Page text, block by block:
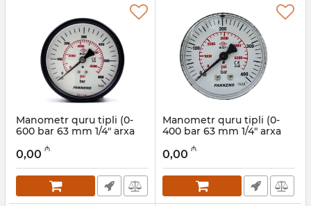
Manometr quru tipli (0-
600 bar 63 mm 1/4" arxa
0631000218
Artikul: 006001212
0,00 ₼
Manometr quru tipli (0-
400 bar 63 mm 1/4" arxa
0631000217
Artikul: 006001211
0,00 ₼